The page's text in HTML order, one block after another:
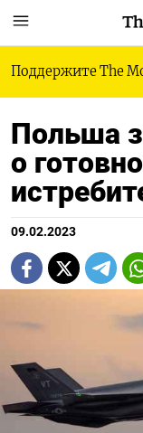
Поддержите The
Польша
о
09.02.2023